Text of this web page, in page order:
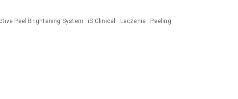
Peel Brightening System iS Clinical Leczenie
Peeling